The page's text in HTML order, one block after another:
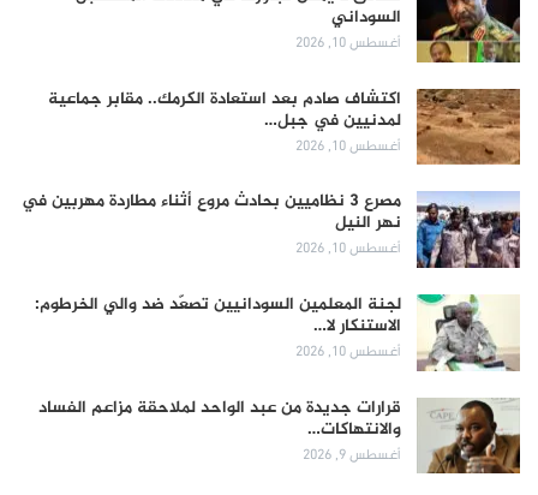
السوداني
أغسطس 10, 2026
اكتشاف صادم بعد استعادة الكرمك.. مقابر جماعية
لمدنيين في جبل…
أغسطس 10, 2026
مصرع 3 نظاميين بحادث مروع أثناء مطاردة مهربين في
نهر النيل
أغسطس 10, 2026
لجنة المعلمين السودانيين تصعّد ضد والي الخرطوم:
الاستنكار لا…
أغسطس 10, 2026
قرارات جديدة من عبد الواحد لملاحقة مزاعم الفساد
والانتهاكات…
أغسطس 9, 2026